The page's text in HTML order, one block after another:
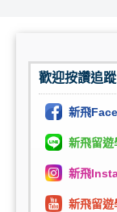
歡迎按讚追
新飛
新飛留遊
新飛
新飛留